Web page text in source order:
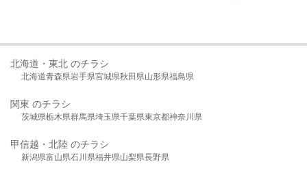
北海道・東北 のチラシ
北海道青森県岩手県宮城県秋田県山形県福島県
関東 のチラシ
茨城県栃木県群馬県埼玉県千葉県東京都神奈川県
甲信越・北陸 のチラシ
新潟県富山県石川県福井県山梨県長野県